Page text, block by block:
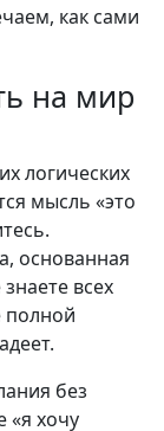
как сами
на мир
логических
мысль «это
основанная
всех
полной
без
«я хочу